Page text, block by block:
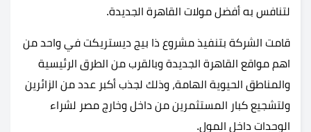
لتنافس به أفضل مولات القاهرة الجديدة.
قامت الشركة بتنفيذ مشروع ذا بيج ديستريكت في واحد من
اهم مواقع القاهرة الجديدة وبالقرب من الطرق الرئيسية
والمناطق الحيوية الهامة، وذلك لجذب أكبر عدد من الزائرين
ولتشجيع كبار المستثمرين من داخل وخارج مصر لشراء
الوحدات داخل المول.